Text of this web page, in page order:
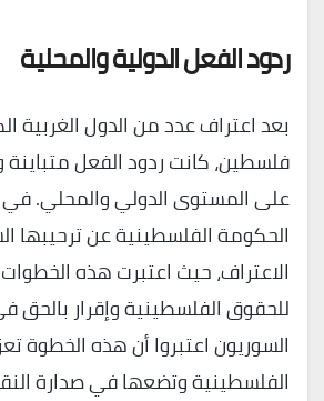
ردود الفعل الدولية والمحلية
بعد اعتراف عدد من الدول الغربية
فلسطين، كانت ردود الفعل متباينة
على المستوى الدولي والمحلي. في
الحكومة الفلسطينية عن ترحيبها
الاعتراف، حيث اعتبرت هذه الخطوات
للحقوق الفلسطينية وإقرار بالحق
السوريون اعتبروا أن هذه الخطوة
الفلسطينية وتضعها في صدارة